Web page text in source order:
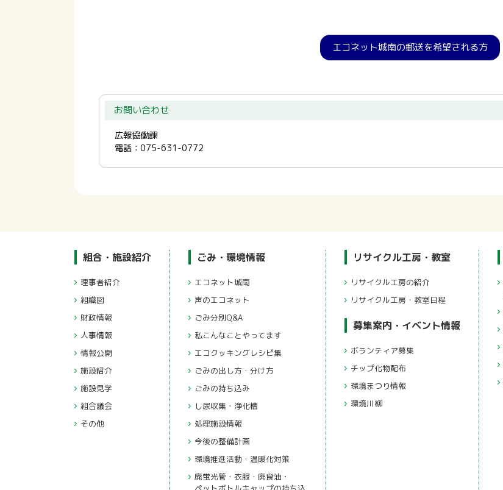
エコネット城南の郵送を希望される方
お問い合わせ
広報協働課
電話：075-631-0772
組合・施設紹介
理事者紹介
組織図
財政情報
人事情報
情報公開
施設紹介
施設見学
組合議会
その他
ごみ・環境情報
エコネット城南
声のエコネット
ごみ分別Q&A
私こんなことやってます
エコクッキングレシピ集
ごみの出し方・分け方
ごみの持ち込み
し尿収集・浄化槽
処理施設情報
今後の整備計画
環境推進活動・温暖化対策
廃蛍光管・衣服・廃食油・
リサイクル工房・教室
リサイクル工房の紹介
リサイクル工房・教室日程
募集案内・イベント情報
ボランティア募集
チップ化物配布
環境まつり情報
環境川柳